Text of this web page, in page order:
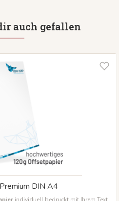
auch gefallen
DIN A4